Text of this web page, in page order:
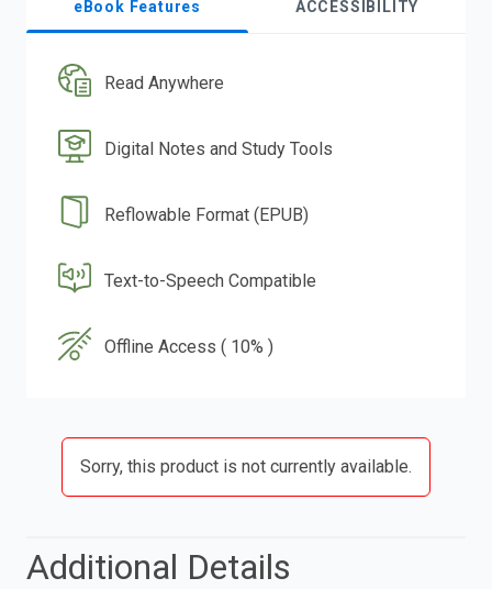
eBook Features ACCESSIBILITY
Read Anywhere
Digital Notes and Study Tools
Reflowable Format (EPUB)
Text-to-Speech Compatible
Offline Access ( 10% )
Sorry, this product is not currently available.
Additional Details